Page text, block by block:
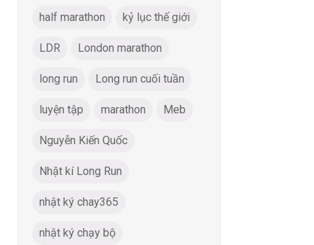
half marathon kỷ lục thế giới
LDR London marathon
long run Long run cuối tuần
luyện tập marathon Meb
Nguyễn Kiến Quốc
Nhật kí Long Run
nhật ký chay365
nhật ký chạy bộ